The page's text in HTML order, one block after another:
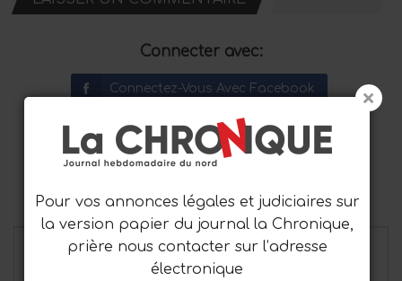
Connecter avec:
Connectez-Vous Avec Facebook
Connectez-Vous Avec Google
Connectez-Vous Avec Twitter
Votre adresse email ne sera pas publiée.
Pour vos annonces légales et judiciaires sur
la version papier du journal la Chronique,
prière nous contacter sur l’adresse
électronique